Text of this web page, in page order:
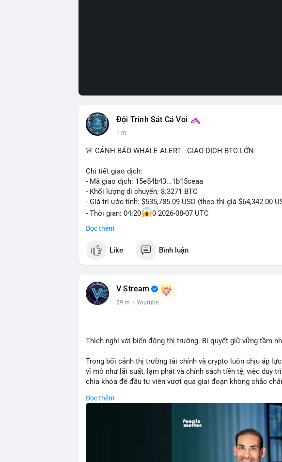
Đội Trinh Sát Cá Voi
1 m
🚨 CẢNH BÁO WHALE ALERT - GIAO DỊCH BTC LỚN
Chi tiết giao dịch:
- Mã giao dịch: 15e54b43...1b15ceaa
- Khối lượng di chuyển: 8.3271 BTC
- Giá trị ước tính: $535,785.09 USD (theo thị giá $64,342.00
- Thời gian: 04:20
0 2026-08-07 UTC
Nhận định phân tích: Giao dịch 8.3271 BTC trị giá hơn nửa
khung giờ sáng sớm, cho thấy dấu hiệu của một tổ chức
lớn. Quy mô chuyển động này nằm ở mức trung bình - lớn,
lên thị trường nhưng phản ánh tâm lý thận trọng của cá voi.
ngược lại, nếu chuyển sang ví lạnh, đó là tín hiệu tích lũy dài
hướng tăng của BTC.
tiên quản trị rủi ro và giữ kỷ luật với kế hoạch đầu tư đã đề ra.
#8dot3271btc #giaodichlon #vilanh #tamlycavoi
Đọc thêm
Like Bình luận
V Stream
29 m · Youtube
Thích nghi với biến động thị trường: Bí quyết giữ vững tầm
Trong bối cảnh thị trường tài chính và crypto luôn chịu áp
vĩ mô như lãi suất, lạm phát và chính sách tiền tệ, việc duy
chìa khóa để đầu tư viên vượt qua giai đoạn không chắc
cơ bản, phân배 tài sản hợp lý và kiên持 theo kế hoạch đã
giảm rủi ro mà còn tạo điều kiện để tận dụng cơ hội khi thị
Đọc thêm